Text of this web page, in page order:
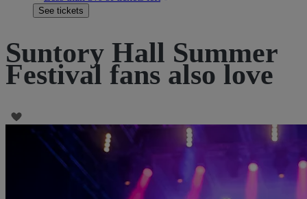
See tickets
Suntory Hall Summer
Festival fans also love